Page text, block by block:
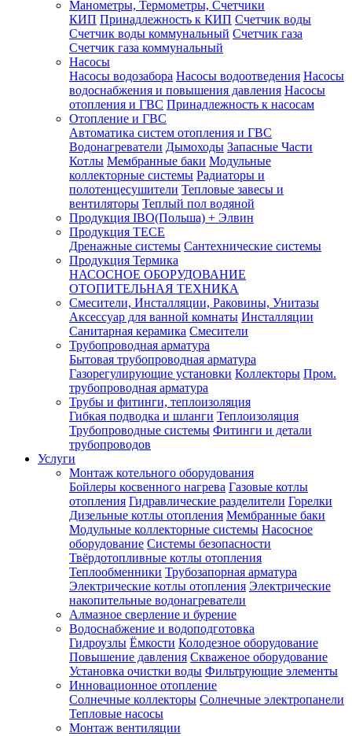
Манометры, Термометры, Счетчики
КИП Принадлежность к КИП Счетчик воды
Счетчик воды коммунальный Счетчик газа
Счетчик газа коммунальный
Насосы
Насосы водозабора Насосы водоотведения Насосы
водоснабжения и повышения давления Насосы
отопления и ГВС Принадлежность к насосам
Отопление и ГВС
Автоматика систем отопления и ГВС
Водонагреватели Дымоходы Запасные Части
Котлы Мембранные баки Модульные
коллекторные системы Радиаторы и
полотенцесушители Тепловые завесы и
вентиляторы Теплый пол водяной
Продукция IBO(Польша) + Элвин
Продукция TECE
Дренажные системы Сантехнические системы
Продукция Термика
НАСОСНОЕ ОБОРУДОВАНИЕ
ОТОПИТЕЛЬНАЯ ТЕХНИКА
Смесители, Инсталляции, Раковины, Унитазы
Аксессуар для ванной комнаты Инсталляции
Санитарная керамика Смесители
Трубопроводная арматура
Бытовая трубопроводная арматура
Газорегулирующие установки Коллекторы Пром.
трубопроводная арматура
Трубы и фитинги, теплоизоляция
Гибкая подводка и шланги Теплоизоляция
Трубопроводные системы Фитинги и детали
трубопроводов
Услуги
Монтаж котельного оборудования
Бойлеры косвенного нагрева Газовые котлы
отопления Гидравлические разделители Горелки
Дизельные котлы отопления Мембранные баки
Модульные коллекторные системы Насосное
оборудование Системы безопасности
Твёрдотопливные котлы отопления
Теплообменники Трубозапорная арматура
Электрические котлы отопления Электрические
накопительные водонагреватели
Алмазное сверление и бурение
Водоснабжение и водоподготовка
Гидроузлы Ёмкости Колодезное оборудование
Повышение давления Скваженое оборудование
Установка очистки воды Фильтрующие элементы
Инновационное отопление
Солнечные коллекторы Солнечные электропанели
Тепловые насосы
Монтаж вентиляции